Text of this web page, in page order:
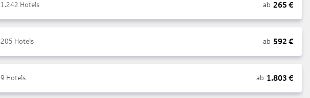
1.242 Hotels ab 265 €
205 Hotels ab 592 €
9 Hotels ab 1.803 €